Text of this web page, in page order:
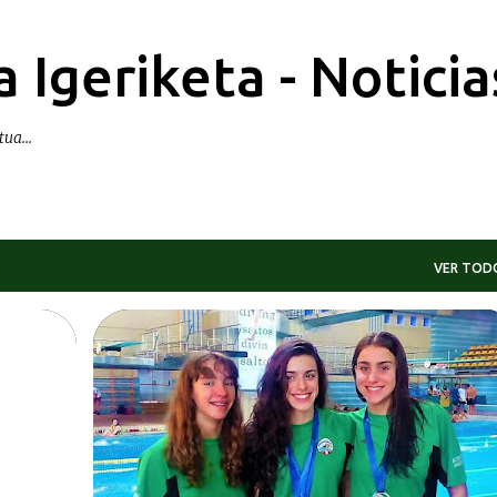
Igeriketa -
VER
KRONIKAK-CRÓNICAS